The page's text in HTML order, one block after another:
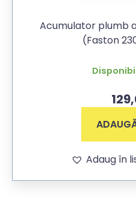
Acumulator plumb
(Faston
Adaug în